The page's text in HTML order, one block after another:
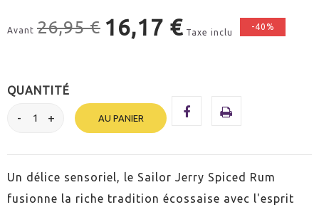
Avant 26,95 € 16,17 € Taxe inclu
-40%
QUANTITÉ
AU PANIER
Un délice sensoriel, le Sailor Jerry Spiced Rum
fusionne la riche tradition écossaise avec l'esprit